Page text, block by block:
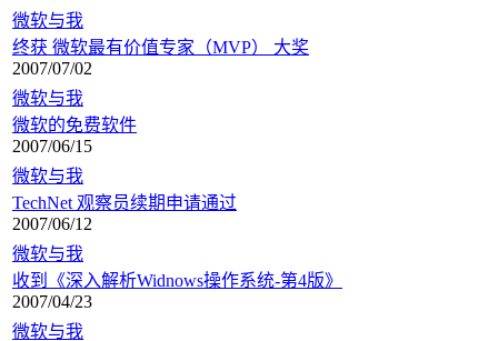
微软与我
终获 微软最有价值专家（MVP） 大奖
2007/07/02
微软与我
微软的免费软件
2007/06/15
微软与我
TechNet 观察员续期申请通过
2007/06/12
微软与我
收到《深入解析Widnows操作系统-第4版》
2007/04/23
微软与我